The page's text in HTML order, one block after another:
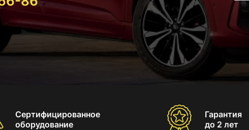
Сертифицированное
оборудование
Гарантия
до 2 лет